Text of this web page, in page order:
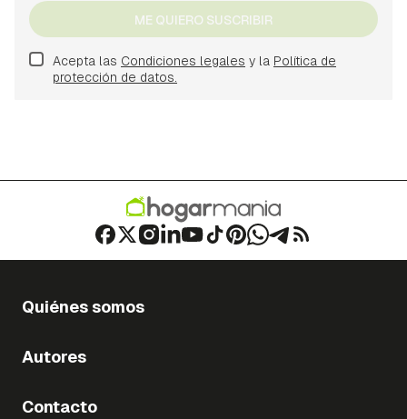
ME QUIERO SUSCRIBIR
Acepta las Condiciones legales y la Política de
protección de datos.
Quiénes somos
Autores
Contacto